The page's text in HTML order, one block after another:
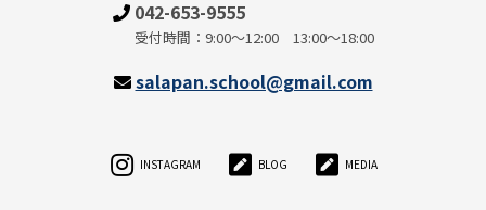
TEL
042-653-9555
受付時間：9:00～12:00 13:00～18:00
MAIL
salapan.school@gmail.com
INSTAGRAM BLOG MEDIA